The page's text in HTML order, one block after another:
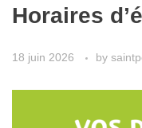
Horaires
18 juin 2026 by